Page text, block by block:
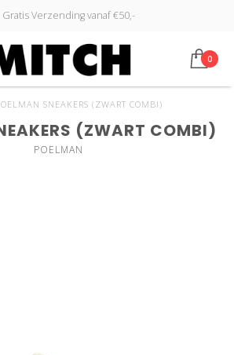
Gratis Verzending vanaf €50,-
0
SNEAKERS (ZWART COMBI)
(ZWART COMBI)
POELMAN